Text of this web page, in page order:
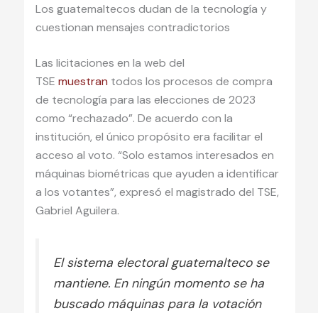
Los guatemaltecos dudan de la tecnología y
cuestionan mensajes contradictorios
Las licitaciones en la web del
TSE muestran todos los procesos de compra
de tecnología para las elecciones de 2023
como “rechazado”. De acuerdo con la
institución, el único propósito era facilitar el
acceso al voto. “Solo estamos interesados en
máquinas biométricas que ayuden a identificar
a los votantes”, expresó el magistrado del TSE,
Gabriel Aguilera.
El sistema electoral guatemalteco se
mantiene. En ningún momento se ha
buscado máquinas para la votación